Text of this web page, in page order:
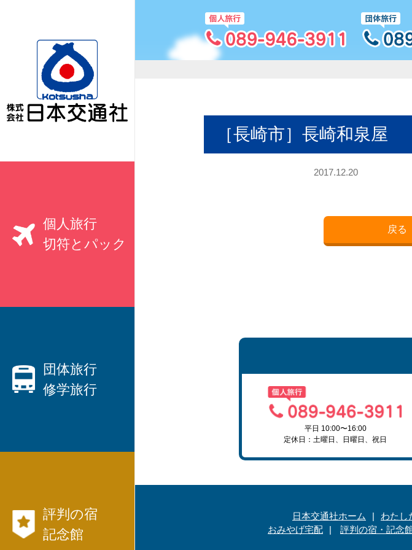
個人旅行
切符とパック
国内旅行
から
ェリー等切符
も発行出来ます。
団体旅行
修学旅行
国内旅行モデル
コース
評判の宿
記念館
［長崎市］長崎和泉屋
2017.12.20
戻る
平日 10:00〜16:00
定休日：土曜日、日曜日、祝日
日本交通社ホーム わたし
おみやげ宅配
評判の宿・記念